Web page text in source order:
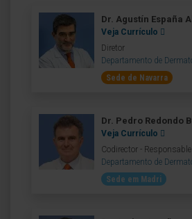
Dr. Agustín España
Veja Currículo
Diretor
Departamento de
Sede de Navarra
Dr. Pedro Redondo
Veja Currículo
Codirector - Responsable
Departamento de
Sede em Madri